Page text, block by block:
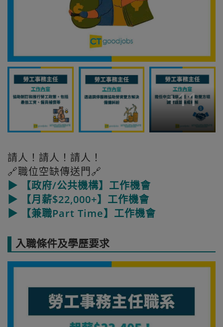
+11
請人！請人！請人！
🔗職位空缺傳送門🔗
▶ 【政府/公共機構】工作機會
▶ 【月薪$22,000+】工作機會
▶ 【兼職Part Time】工作機會
入職條件及學歷要求